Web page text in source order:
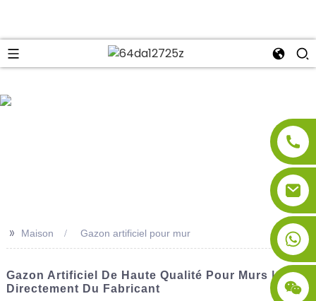
>> Maison Gazon artificiel pour mur
Gazon Artificiel De Haute Qualité Pour Murs |
Directement Du Fabricant